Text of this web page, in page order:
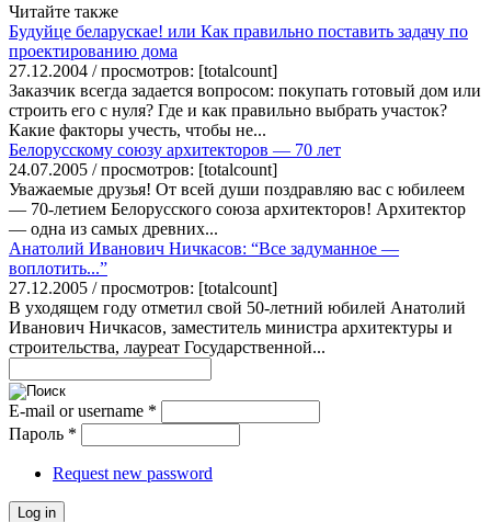
Читайте также
Будуйце беларускае! или Как правильно поставить задачу по
проектированию дома
27.12.2004 / просмотров: [totalcount]
Заказчик всегда задается вопросом: покупать готовый дом или
строить его с нуля? Где и как правильно выбрать участок?
Какие факторы учесть, чтобы не...
Белорусскому союзу архитекторов — 70 лет
24.07.2005 / просмотров: [totalcount]
Уважаемые друзья! От всей души поздравляю вас с юбилеем
— 70-летием Белорусского союза архитекторов! Архитектор
— одна из самых древних...
Анатолий Иванович Ничкасов: “Все задуманное —
воплотить...”
27.12.2005 / просмотров: [totalcount]
В уходящем году отметил свой 50-летний юбилей Анатолий
Иванович Ничкасов, заместитель министра архитектуры и
строительства, лауреат Государственной...
E-mail or username *
Пароль *
Request new password
Log in